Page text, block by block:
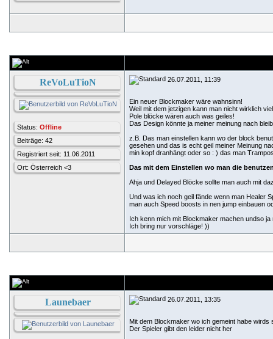
ReVoLuTioN
Status: Offline
Beiträge: 42
Registriert seit: 11.06.2011
Ort: Österreich <3
26.07.2011, 11:39
Ein neuer Blockmaker wäre wahnsinn!
Weil mit dem jetzigen kann man nicht wirklich
Pole blöcke wären auch was geiles!
Das Design könnte ja meiner meinung nach
z.B. Das man einstellen kann wo der block
gesehen und das is echt geil meiner Meinung
min kopf dranhängt oder so : ) das man
Das mit dem Einstellen wo man die
Ahja und Delayed Blöcke sollte man auch mit
Und was ich noch geil fände wenn man Healer
man auch Speed boosts in nen jump einbauen
Ich kenn mich mit Blockmaker machen undso
Ich bring nur vorschläge! ))
Launebaer 26.07.2011, 13:35
Mit dem Blockmaker wo ich gemeint habe wirds
Der Spieler gibt den leider nicht her